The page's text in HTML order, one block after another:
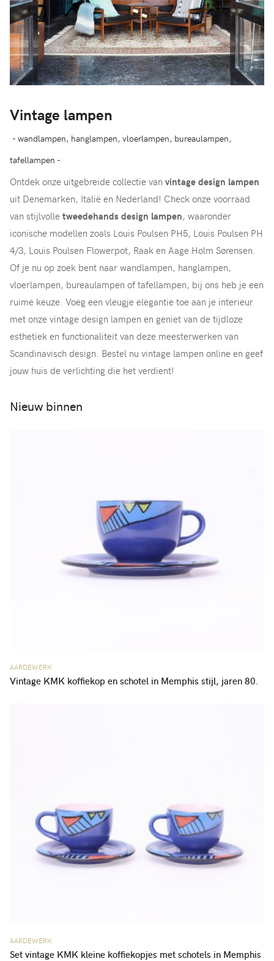
Vintage lampen
- wandlampen, hanglampen, vloerlampen, bureaulampen,
tafellampen -
Ontdek onze uitgebreide collectie van vintage design lampen
uit Denemarken, Italië en Nederland! Check onze voorraad
van stijlvolle tweedehands design lampen, waaronder
iconische modellen zoals Louis Poulsen PH5, Louis Poulsen PH
4/3, Louis Poulsen Flowerpot, Raak en Aage Holm Sørensen.
Of je nu op zoek bent naar wandlampen, hanglampen,
vloerlampen, bureaulampen of tafellampen, bij ons heb je een
ruime keuze. Voeg een vleugje elegantie toe aan je interieur
met onze vintage design lampen en geniet van de tijdloze
esthetiek en functionaliteit van deze meesterwerken van
Scandinavisch design. Bestel nu vintage lampen online en geef
jouw huis de verlichting die het verdient!
Nieuw binnen
AARDEWERK
Vintage KMK koffiekop en schotel in Memphis stijl, jaren 80.
AARDEWERK
Set vintage KMK kleine koffiekopjes met schotels in Memphis